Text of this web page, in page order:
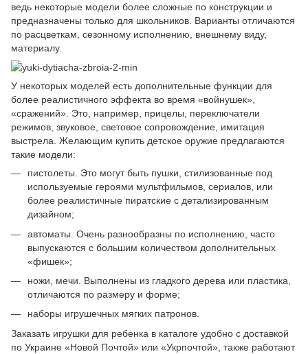
ведь некоторые модели более сложные по конструкции и
предназначены только для школьников. Варианты отличаются
по расцветкам, сезонному исполнению, внешнему виду,
материалу.
У некоторых моделей есть дополнительные функции для
более реалистичного эффекта во время «войнушек»,
«сражений». Это, например, прицелы, переключатели
режимов, звуковое, световое сопровождение, имитация
выстрела. Желающим купить детское оружие предлагаются
такие модели:
пистолеты. Это могут быть пушки, стилизованные под
используемые героями мультфильмов, сериалов, или
более реалистичные пиратские с детализированным
дизайном;
автоматы. Очень разнообразны по исполнению, часто
выпускаются с большим количеством дополнительных
«фишек»;
ножи, мечи. Выполнены из гладкого дерева или пластика,
отличаются по размеру и форме;
наборы игрушечных мягких патронов.
Заказать игрушки для ребенка в каталоге удобно с доставкой
по Украине «Новой Почтой» или «Укрпочтой», также работают